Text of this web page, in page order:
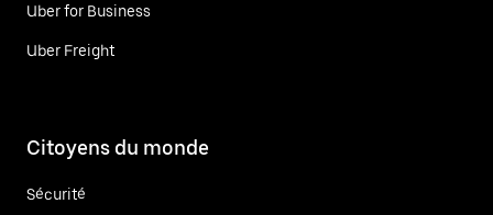
Uber for Business
Uber Freight
Citoyens du monde
Sécurité